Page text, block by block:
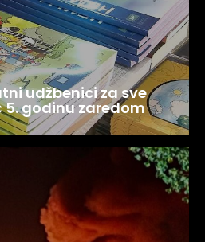
udžbenici za sve
5. godinu zaredom